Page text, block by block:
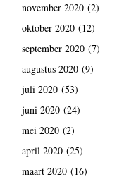
november 2020(2)
oktober 2020(12)
september 2020(7)
augustus 2020(9)
juli 2020(53)
juni 2020(24)
mei 2020(2)
april 2020(25)
maart 2020(16)